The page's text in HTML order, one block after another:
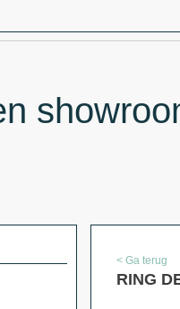
< Ga terug
RING